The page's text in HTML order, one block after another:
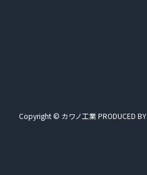
Copyright © カワノ工業 PRODUCED BY